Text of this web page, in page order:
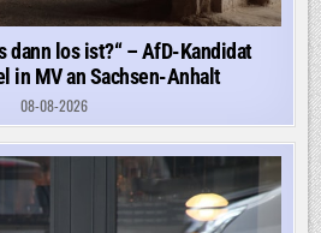
dann los ist?“ – AfD-Kandidat
in MV an Sachsen-Anhalt
08-08-2026